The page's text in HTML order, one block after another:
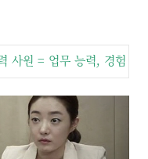
사원 = 업무 능력, 경험